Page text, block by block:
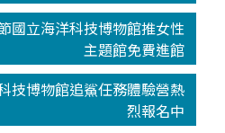
國立海洋科技博物館推女性
主題館免費進館
技博物館追鯊任務體驗營熱
烈報名中